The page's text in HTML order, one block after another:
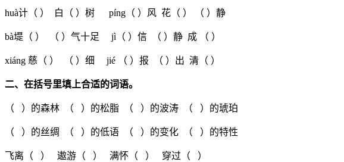
huà计（ ） 白（ ）树 píng（ ）风 花（ ） （ ）静
bà堤（ ） （ ）气十足 jì（ ）信 （ ）静 成 （ ）
xiáng 慈（ ） （ ）细 jié （ ）报 （ ）出 清（ ）
二、在括号里填上合适的词语。
（ ）的森林 （ ）的松脂 （ ）的波涛 （ ）的琥珀
（ ）的丝绸 （ ）的低语 （ ）的变化 （ ）的特性
飞离（ ） 遨游（ ） 满怀（ ） 穿过（ ）